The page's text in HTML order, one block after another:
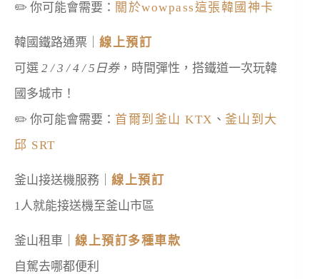
✏️ 你可能會需要： 關於wowpass這張韓國神卡
韓國鐵路通票｜ 線上預訂
可選 2 / 3 / 4 / 5日券，時間彈性，搭鐵道一次玩韓
國多城市！
✏️ 你可能會需要： 首爾到釜山 KTX 、 釜山到大
邱 SRT
釜山接送機服務｜ 線上預訂
1人就能接送機至釜山市區
釜山租車｜ 線上預訂多種車款
自駕去哪都便利